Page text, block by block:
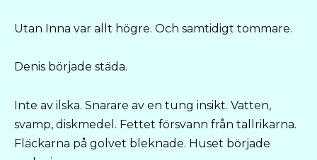
Utan Inna var allt högre. Och samtidigt tommare.
Denis började städa.
Inte av ilska. Snarare av en tung insikt. Vatten,
svamp, diskmedel. Fettet försvann från tallrikarna.
Fläckarna på golvet bleknade. Huset började